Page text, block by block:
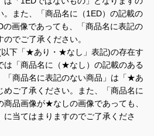
。また、「商品名に（1ED）の記載の
画像であっても、「商品名に表記の
でご了承ください。
以下「★あり・★なし」表記)の存在す
は「商品名に（★なし）の記載のある
「商品名に表記のない商品」は「★あ
めご了承ください。また、「商品名に
商品画像が★なしの画像であっても、
に当てはまりますのでご了承くださ